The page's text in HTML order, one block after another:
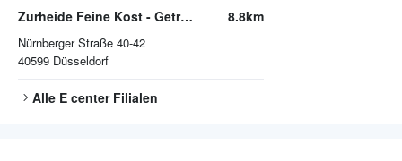
Zurheide Feine Kost - Getränkemarkt
Nürnberger Straße 40-42
40599 Düsseldorf
8.8km
Alle E centerFilialen